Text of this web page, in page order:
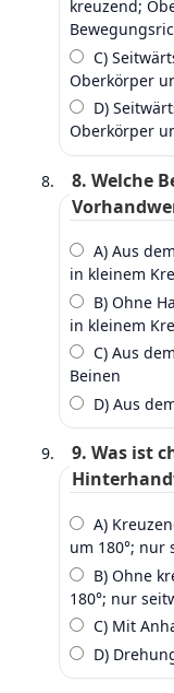
kreuzend;
C)
Oberkörper
D)
Oberkörper
8. Welche
A) Aus
in kleinem
B) Ohne
in kleinem
C) Aus
Beinen
D) Aus
9. Was ist
A)
um 180°; nur
B) Ohne
180°; nur
C) Mit
D)